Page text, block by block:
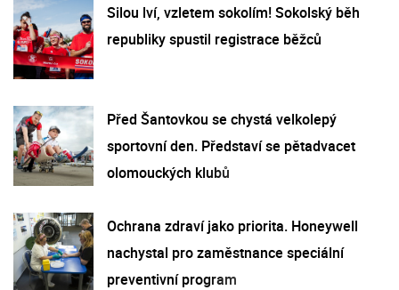
Silou lví, vzletem sokolím! Sokolský běh
republiky spustil registrace běžců
Před Šantovkou se chystá velkolepý
sportovní den. Představí se pětadvacet
olomouckých klubů
Ochrana zdraví jako priorita. Honeywell
nachystal pro zaměstnance speciální
preventivní program